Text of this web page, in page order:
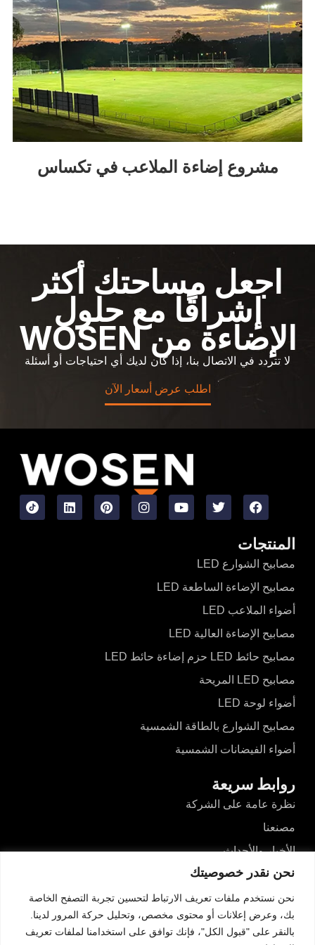
نحن نقدر خصوصيتك
نحن نستخدم ملفات تعريف الارتباط لتحسين تجربة التصفح الخاصة
بك، وعرض إعلانات أو محتوى مخصص، وتحليل حركة المرور لدينا.
بالنقر على "قبول الكل"، فإنك توافق على استخدامنا لملفات تعريف
مشروع إضاءة الملاعب في تكساس
اجعل مساحتك أكثر
إشراقًا مع حلول
الإضاءة من WOSEN
لا تتردد في الاتصال بنا، إذا كان لديك أي احتياجات أو أسئلة
اطلب عرض أسعار الآن
المنتجات
مصابيح الشوارع LED
مصابيح الإضاءة الساطعة LED
أضواء الملاعب LED
مصابيح الإضاءة العالية LED
مصابيح حائط LED حزم إضاءة حائط LED
مصابيح LED المريحة
أضواء لوحة LED
مصابيح الشوارع بالطاقة الشمسية
أضواء الفيضانات الشمسية
روابط سريعة
نظرة عامة على الشركة
مصنعنا
الأخبار والأحداث
مقاطع الفيديو
المدونات
اتصل بنا